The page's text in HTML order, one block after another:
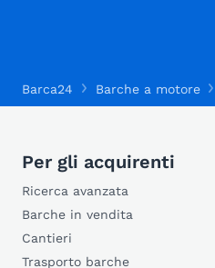
Barca24 Barche a motore
Per gli acquirenti
Ricerca avanzata
Barche in vendita
Cantieri
Trasporto barche